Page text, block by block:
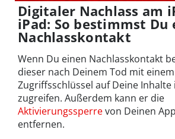
Digitaler Nachlass am
iPad: So bestimmst Du
Nachlasskontakt
Wenn Du einen Nachlasskontakt
dieser nach Deinem Tod mit
Zugriffsschlüssel auf Deine Inhalte
zugreifen. Außerdem kann er die
Aktivierungssperrevon Deinen
entfernen.